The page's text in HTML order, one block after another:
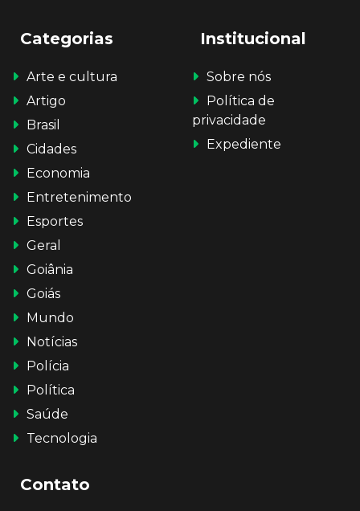
Categorias
Arte e cultura
Artigo
Brasil
Cidades
Economia
Entretenimento
Esportes
Geral
Goiânia
Goiás
Mundo
Notícias
Polícia
Política
Saúde
Tecnologia
Institucional
Sobre nós
Política de
privacidade
Expediente
Contato